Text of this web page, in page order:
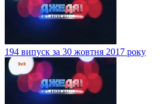
194 випуск за 30 жовтня 2017 року